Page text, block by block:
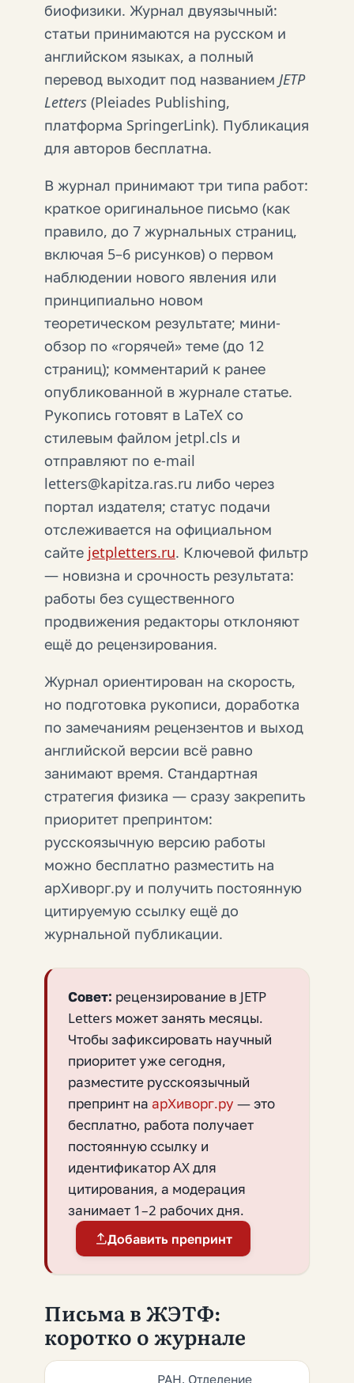
биофизики. Журнал двуязычный:
статьи принимаются на русском и
английском языках, а полный
перевод выходит под названием JETP
Letters (Pleiades Publishing,
платформа SpringerLink). Публикация
для авторов бесплатна.
В журнал принимают три типа работ:
краткое оригинальное письмо (как
правило, до 7 журнальных страниц,
включая 5–6 рисунков) о первом
наблюдении нового явления или
принципиально новом
теоретическом результате; мини-
обзор по «горячей» теме (до 12
страниц); комментарий к ранее
опубликованной в журнале статье.
Рукопись готовят в LaTeX со
стилевым файлом jetpl.cls и
отправляют по e-mail
letters@kapitza.ras.ru либо через
портал издателя; статус подачи
отслеживается на официальном
сайте jetpletters.ru. Ключевой фильтр
— новизна и срочность результата:
работы без существенного
продвижения редакторы отклоняют
ещё до рецензирования.
Журнал ориентирован на скорость,
но подготовка рукописи, доработка
по замечаниям рецензентов и выход
английской версии всё равно
занимают время. Стандартная
стратегия физика — сразу закрепить
приоритет препринтом:
русскоязычную версию работы
можно бесплатно разместить на
арХиворг.ру и получить постоянную
цитируемую ссылку ещё до
журнальной публикации.
Совет: рецензирование в JETP
Letters может занять месяцы.
Чтобы зафиксировать научный
приоритет уже сегодня,
разместите русскоязычный
препринт на арХиворг.ру — это
бесплатно, работа получает
постоянную ссылку и
идентификатор AX для
цитирования, а модерация
занимает 1–2 рабочих дня.
Добавить препринт
Письма в ЖЭТФ:
коротко о журнале
РАН, Отделение